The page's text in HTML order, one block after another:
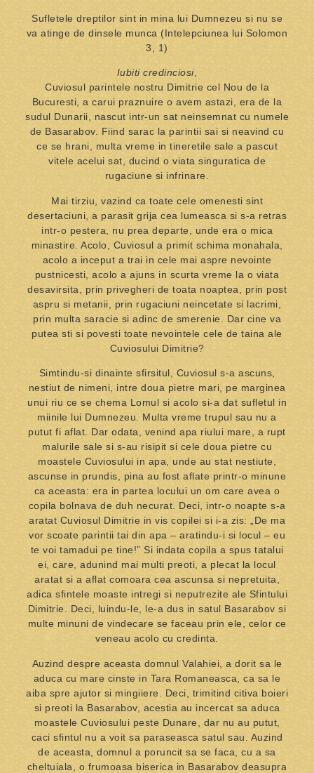
Sufletele dreptilor sint in mina lui Dumnezeu si nu se
va atinge de dinsele munca (Intelepciunea lui Solomon
3, 1)
Iubiti credinciosi,
Cuviosul parintele nostru Dimitrie cel Nou de la
Bucuresti, a carui praznuire o avem astazi, era de la
sudul Dunarii, nascut intr-un sat neinsemnat cu numele
de Basarabov. Fiind sarac la parintii sai si neavind cu
ce se hrani, multa vreme in tineretile sale a pascut
vitele acelui sat, ducind o viata singuratica de
rugaciune si infrinare.
Mai tirziu, vazind ca toate cele omenesti sint
desertaciuni, a parasit grija cea lumeasca si s-a retras
intr-o pestera, nu prea departe, unde era o mica
minastire. Acolo, Cuviosul a primit schima monahala,
acolo a inceput a trai in cele mai aspre nevointe
pustnicesti, acolo a ajuns in scurta vreme la o viata
desavirsita, prin privegheri de toata noaptea, prin post
aspru si metanii, prin rugaciuni neincetate si lacrimi,
prin multa saracie si adinc de smerenie. Dar cine va
putea sti si povesti toate nevointele cele de taina ale
Cuviosului Dimitrie?
Simtindu-si dinainte sfirsitul, Cuviosul s-a ascuns,
nestiut de nimeni, intre doua pietre mari, pe marginea
unui riu ce se chema Lomul si acolo si-a dat sufletul in
miinile lui Dumnezeu. Multa vreme trupul sau nu a
putut fi aflat. Dar odata, venind apa riului mare, a rupt
malurile sale si s-au risipit si cele doua pietre cu
moastele Cuviosului in apa, unde au stat nestiute,
ascunse in prundis, pina au fost aflate printr-o minune
ca aceasta: era in partea locului un om care avea o
copila bolnava de duh necurat. Deci, intr-o noapte s-a
aratat Cuviosul Dimitrie in vis copilei si i-a zis: „De ma
vor scoate parintii tai din apa – aratindu-i si locul – eu
te voi tamadui pe tine!” Si indata copila a spus tatalui
ei, care, adunind mai multi preoti, a plecat la locul
aratat si a aflat comoara cea ascunsa si nepretuita,
adica sfintele moaste intregi si neputrezite ale Sfintului
Dimitrie. Deci, luindu-le, le-a dus in satul Basarabov si
multe minuni de vindecare se faceau prin ele, celor ce
veneau acolo cu credinta.
Auzind despre aceasta domnul Valahiei, a dorit sa le
aduca cu mare cinste in Tara Romaneasca, ca sa le
aiba spre ajutor si mingiiere. Deci, trimitind citiva boieri
si preoti la Basarabov, acestia au incercat sa aduca
moastele Cuviosului peste Dunare, dar nu au putut,
caci sfintul nu a voit sa paraseasca satul sau. Auzind
de aceasta, domnul a poruncit sa se faca, cu a sa
cheltuiala, o frumoasa biserica in Basarabov deasupra